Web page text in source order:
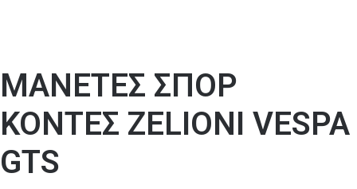
ΜΑΝΕΤΕΣ ΣΠΟΡ
ΚΟΝΤΕΣ ZELIONI VESPA
GTS